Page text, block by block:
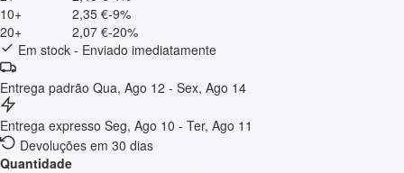
10+
2,35 €-9%
20+
2,07 €-20%
Em stock - Enviado imediatamente
Entrega padrão Qua, Ago 12 - Sex, Ago 14
Entrega expresso Seg, Ago 10 - Ter, Ago 11
Devoluções em 30 dias
Quantidade